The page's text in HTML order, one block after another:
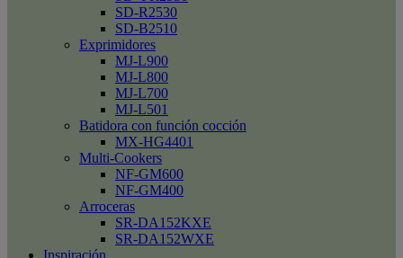
SD-R2530
SD-B2510
Exprimidores
MJ-L900
MJ-L800
MJ-L700
MJ-L501
Batidora con función cocción
MX-HG4401
Multi-Cookers
NF-GM600
NF-GM400
Arroceras
SR-DA152KXE
SR-DA152WXE
Inspiración